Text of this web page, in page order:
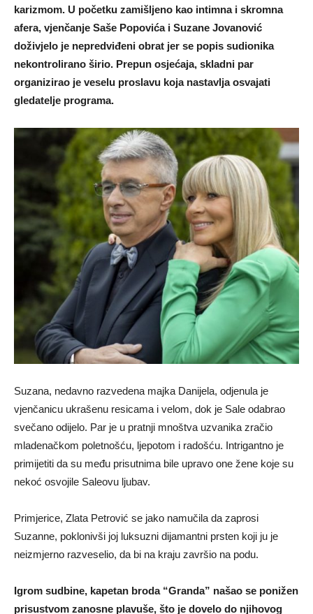
karizmom. U početku zamišljeno kao intimna i skromna
afera, vjenčanje Saše Popovića i Suzane Jovanović
doživjelo je nepredviđeni obrat jer se popis sudionika
nekontrolirano širio. Prepun osjećaja, skladni par
organizirao je veselu proslavu koja nastavlja osvajati
gledatelje programa.
Suzana, nedavno razvedena majka Danijela, odjenula je
vjenčanicu ukrašenu resicama i velom, dok je Sale odabrao
svečano odijelo. Par je u pratnji mnoštva uzvanika zračio
mladenačkom poletnošću, ljepotom i radošću. Intrigantno je
primijetiti da su među prisutnima bile upravo one žene koje su
nekoć osvojile Saleovu ljubav.
Primjerice, Zlata Petrović se jako namučila da zaprosi
Suzanne, poklonivši joj luksuzni dijamantni prsten koji ju je
neizmjerno razveselio, da bi na kraju završio na podu.
Igrom sudbine, kapetan broda “Granda” našao se ponižen
prisustvom zanosne plavuše, što je dovelo do njihovog